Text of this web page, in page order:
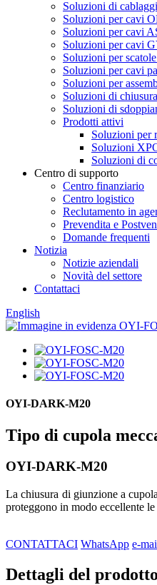
Soluzioni di
Soluzioni per cavi
Soluzioni per cavi
Soluzioni per cavi
Soluzioni per
Soluzioni per cavi
Soluzioni per
Soluzioni di
Soluzioni di
Prodotti attivi
Soluzioni per
Soluzioni
Soluzioni di
Centro di supporto
Centro finanziario
Centro logistico
Reclutamento in
Prevendita e
Domande frequenti
Notizia
Notizie aziendali
Novità del settore
Contattaci
English
OYI-DARK-M20
Tipo di cupola
OYI-DARK-M20
La chiusura di giunzione a
proteggono in modo eccellente
CONTATTACI WhatsApp e-
Dettagli del prodotto